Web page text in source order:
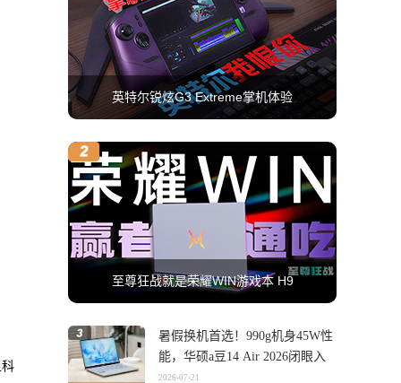
英特尔锐炫G3 Extreme掌机体验
至尊狂战就是荣耀WIN游戏本 H9
暑假换机首选！990g机身45W性
能，华硕a豆14 Air 2026闭眼入
2026-07-21